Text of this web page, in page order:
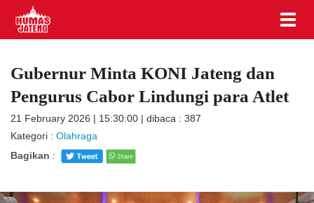
Gubernur Minta KONI Jateng dan
Pengurus Cabor Lindungi para Atlet
21 February 2026 | 15:30:00 | dibaca : 387
Kategori : Olahraga
Bagikan :